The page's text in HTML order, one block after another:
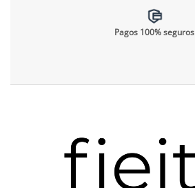
Pagos 100% seguros